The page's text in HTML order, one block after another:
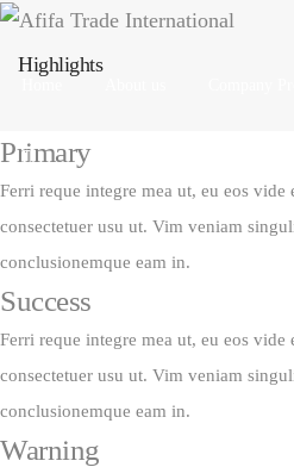
Highlights
Primary
Ferri reque integre mea ut, eu eos
consectetuer usu ut. Vim veniam
conclusionemque eam in.
Success
Ferri reque integre mea ut, eu eos vide
consectetuer usu ut. Vim veniam
conclusionemque eam in.
Warning